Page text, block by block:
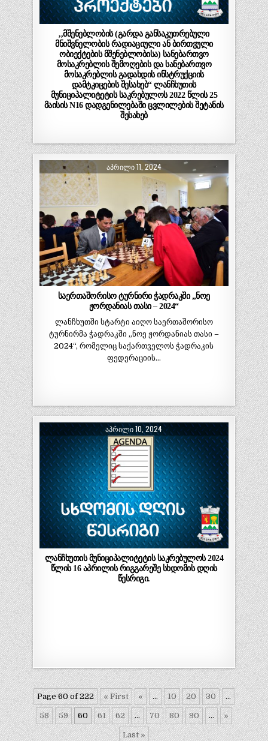
,,მშენებლობის (გარდა განსაკუთრებული
მნიშვნელობის რადიაციული ან ბირთვული
ობიექტების მშენებლობისა) სანებართვო
მოსაკრებლის შემოღების და სანებართვო
მოსაკრებლის გადახდის ინსტრუქციის
დამტკიცების შესახებ“ ლანჩხუთის
მუნიციპალიტეტის საკრებულოს 2022 წლის 25
მაისის N16 დადგენილებაში ცვლილების შეტანის
შესახებ
ᲐᲞᲠᲘᲚᲘ 11, 2024
საერთაშორისო ტურნირი ჭადრაკში „ნოე
ჟორდანიას თასი – 2024“
ლანჩხუთში სტარტი აიღო საერთაშორისო
ტურნირმა ჭადრაკში „ნოე ჟორდანიას თასი –
2024“, რომელიც საქართველოს ჭადრაკის
ფედერაციის…
ᲐᲞᲠᲘᲚᲘ 10, 2024
ლანჩხუთის მუნიციპალიტეტის საკრებულოს 2024
წლის 16 აპრილის რიგგარეშე სხდომის დღის
წესრიგი.
Page 60 of 222 « First « ... 10 20 30 ...
58 59 60 61 62 ... 70 80 90 ... »
Last »